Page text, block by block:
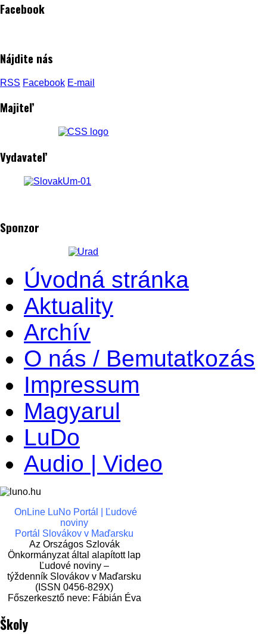
Facebook
Nájdite nás
RSS Facebook E-mail
Majiteľ
Vydavateľ
Sponzor
Úvodná stránka
Aktuality
Archív
O nás / Bemutatkozás
Impressum
Magyarul
LuDo
Audio | Video
OnLine LuNo Portál | Ľudové
noviny
Portál Slovákov v Maďarsku
Az Országos Szlovák
Önkormányzat által alapított lap
Ľudové noviny –
týždenník Slovákov v Maďarsku
(ISSN 0456-829X)
Főszerkesztő neve: Fábián Éva
Školy